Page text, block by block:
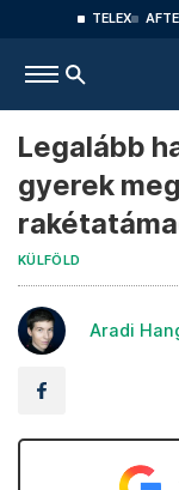
TELEX
Legalább
gyerek
KÜLFÖLD
Aradi